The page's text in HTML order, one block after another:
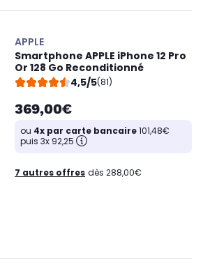
APPLE
Smartphone APPLE iPhone 12 Pro
Or 128 Go Reconditionné
4,5/5(81)
369,00€
ou 4x par carte bancaire101,48€
puis 3x 92,25
7 autres offres dès 288,00€